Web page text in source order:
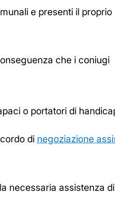
e presenti il proprio
che i coniugi
o portatori di
di negoziazione
necessaria assistenza